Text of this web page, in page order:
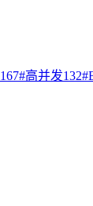
167#高并发132#